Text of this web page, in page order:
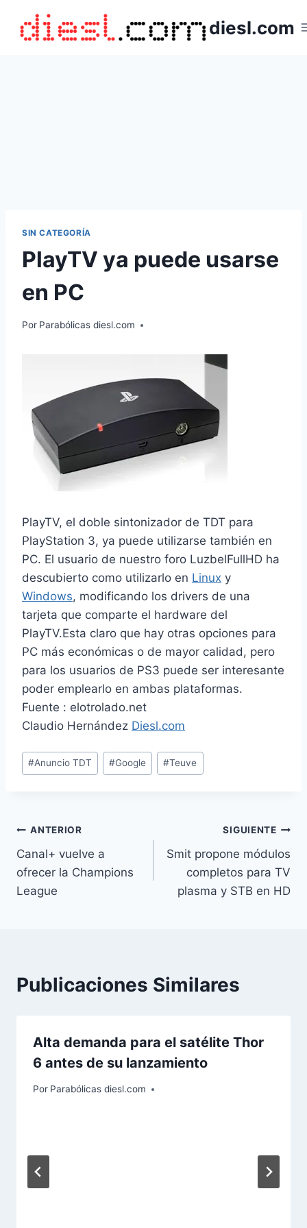
contenido
diesl.com
SIN CATEGORÍA
PlayTV ya puede usarse
en PC
Por Parabólicas diesl.com
PlayTV, el doble sintonizador de TDT para
PlayStation 3, ya puede utilizarse también en
PC. El usuario de nuestro foro LuzbelFullHD ha
descubierto como utilizarlo en Linux y
Windows, modificando los drivers de una
tarjeta que comparte el hardware del
PlayTV.Esta claro que hay otras opciones para
PC más económicas o de mayor calidad, pero
para los usuarios de PS3 puede ser interesante
poder emplearlo en ambas plataformas.
Fuente : elotrolado.net
Claudio Hernández Diesl.com
Etiquetas
de
#Anuncio TDT #Google #Teuve
Navegación
de
entradas
ANTERIOR
Canal+ vuelve a
ofrecer la Champions
League
SIGUIENTE
Smit propone módulos
completos para TV
plasma y STB en HD
Publicaciones Similares
Alta demanda para el satélite Thor
6 antes de su lanzamiento
Por Parabólicas diesl.com